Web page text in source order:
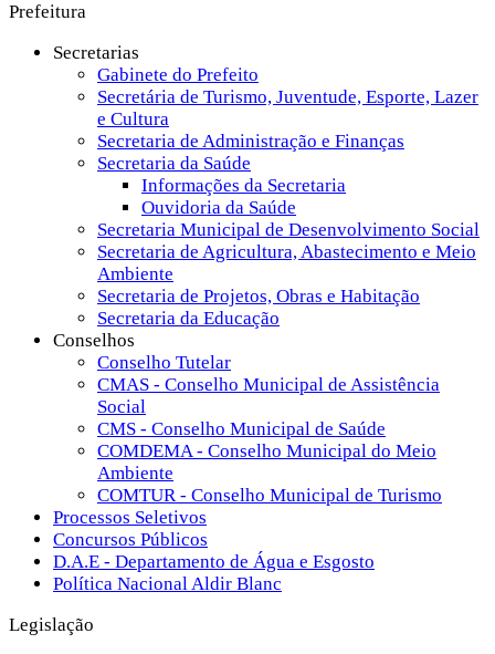
Prefeitura
Secretarias
Gabinete do Prefeito
Secretária de Turismo, Juventude, Esporte, Lazer
e Cultura
Secretaria de Administração e Finanças
Secretaria da Saúde
Informações da Secretaria
Ouvidoria da Saúde
Secretaria Municipal de Desenvolvimento Social
Secretaria de Agricultura, Abastecimento e Meio
Ambiente
Secretaria de Projetos, Obras e Habitação
Secretaria da Educação
Conselhos
Conselho Tutelar
CMAS - Conselho Municipal de Assistência
Social
CMS - Conselho Municipal de Saúde
COMDEMA - Conselho Municipal do Meio
Ambiente
COMTUR - Conselho Municipal de Turismo
Processos Seletivos
Concursos Públicos
D.A.E - Departamento de Água e Esgosto
Política Nacional Aldir Blanc
Legislação